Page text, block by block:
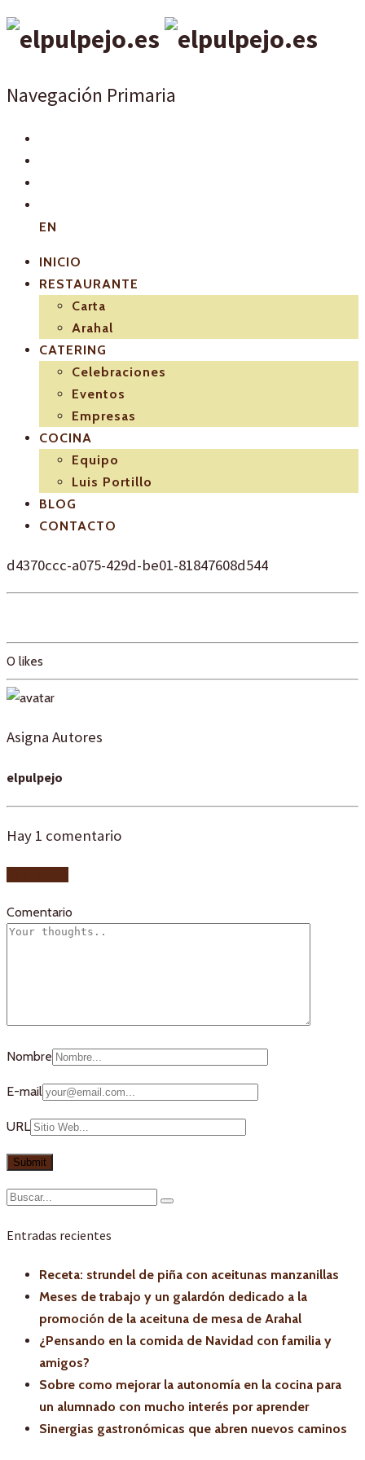
Navegación Primaria
EN
INICIO
RESTAURANTE
Carta
Arahal
CATERING
Celebraciones
Eventos
Empresas
COCINA
Equipo
Luis Portillo
BLOG
CONTACTO
d4370ccc-a075-429d-be01-81847608d544
0 likes
Asigna Autores
elpulpejo
Hay 1 comentario
Comentario
Nombre
E-mail
URL
Entradas recientes
Receta: strundel de piña con aceitunas manzanillas
Meses de trabajo y un galardón dedicado a la
promoción de la aceituna de mesa de Arahal
¿Pensando en la comida de Navidad con familia y
amigos?
Sobre como mejorar la autonomía en la cocina para
un alumnado con mucho interés por aprender
Sinergias gastronómicas que abren nuevos caminos